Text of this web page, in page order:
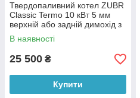
Твердопаливний котел ZUBR
Сlassic Termo 10 кВт 5 мм
верхній або задній димохід з
плитою
В наявності
25 500 ₴
Купити